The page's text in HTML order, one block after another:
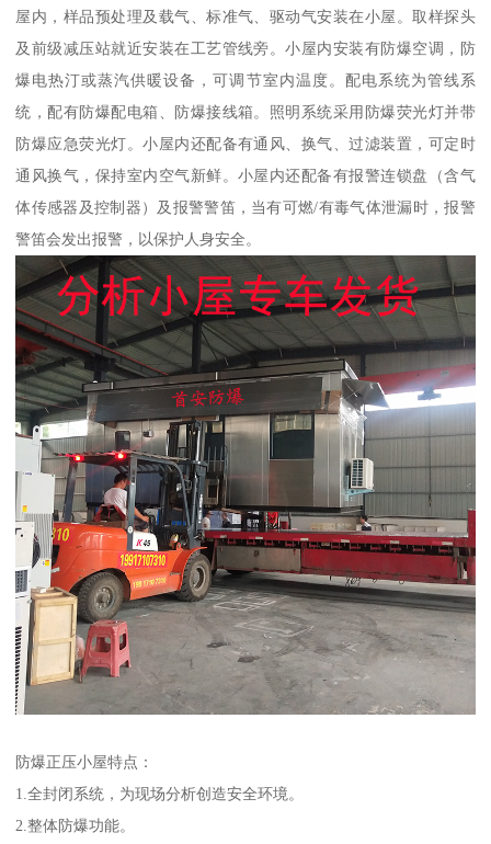
屋内，样品预处理及载气、标准气、驱动气安装在小屋。取样探头
及前级减压站就近安装在工艺管线旁。小屋内安装有防爆空调，防
爆电热汀或蒸汽供暖设备，可调节室内温度。配电系统为管线系
统，配有防爆配电箱、防爆接线箱。照明系统采用防爆荧光灯并带
防爆应急荧光灯。小屋内还配备有通风、换气、过滤装置，可定时
通风换气，保持室内空气新鲜。小屋内还配备有报警连锁盘（含气
体传感器及控制器）及报警警笛，当有可燃/有毒气体泄漏时，报警
警笛会发出报警，以保护人身安全。
防爆正压小屋特点：
1.全封闭系统，为现场分析创造安全环境。
2.整体防爆功能。